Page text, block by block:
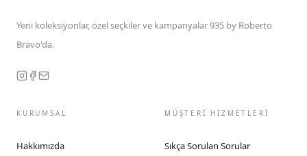
Yeni koleksiyonlar, özel seçkiler ve kampanyalar 935 by Roberto
Bravo'da.
KURUMSAL
Hakkımızda
MÜŞTERİ HİZMETLERİ
Sıkça Sorulan Sorular